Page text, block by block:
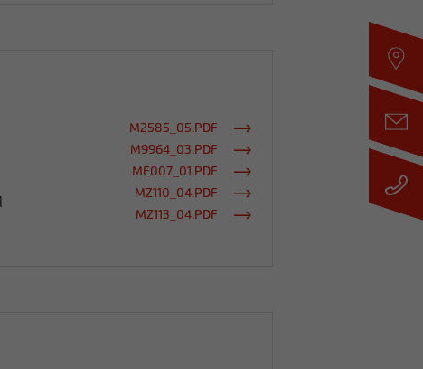
M2585_05.PDF
M9964_03.PDF
ME007_01.PDF
MZ110_04.PDF
MZ113_04.PDF